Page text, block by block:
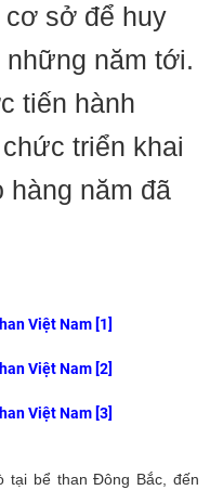
cơ sở để huy
những năm tới.
tiến hành
triển khai
hàng năm đã
Việt Nam [1]
Việt Nam [2]
Việt Nam [3]
tại bể than Đông Bắc, đến